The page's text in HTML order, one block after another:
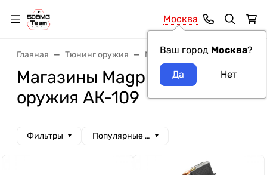
Москва
Ваш город Москва?
Главная Тюнинг оружия Магазины Магазины
Магазины Magpul модель
оружия АК-109
Фильтры Популярные сначала